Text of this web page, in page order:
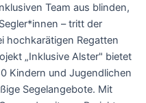
Team aus blinden,
– tritt der
hochkarätigen Regatten
„Inklusive Alster" bietet
Kindern und Jugendlichen
Segelangebote. Mit